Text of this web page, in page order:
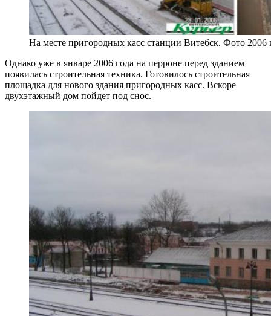
На месте пригородных касс станции Витебск. Фото
Однако уже в январе 2006 года на перроне перед зданием
появилась строительная техника. Готовилось строительная
площадка для нового здания пригородных касс. Вскоре
двухэтажный дом пойдет под снос.